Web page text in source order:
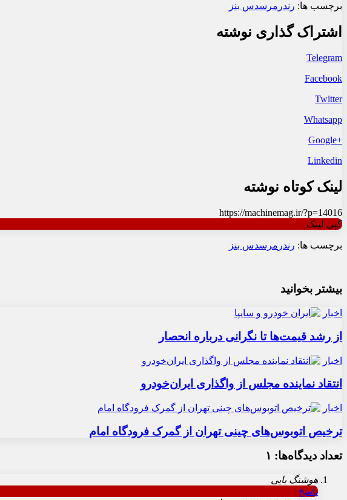
برچسب ها: رندر مرسدس بنز
اشتراک گذاری نوشته
Telegram
Facebook
Twitter
Whatsapp
+Google
Linkedin
لینک کوتاه نوشته
https://machinemag.ir/?p=14016
کپی لینک
برچسب ها: رندر مرسدس بنز
بیشتر بخوانید
اخبار
از رشد قیمت‌ها تا نگرانی درباره انحصار
اخبار
انتقاد نماینده مجلس از واگذاری ایران‌خودرو
اخبار
ترخیص اتوبوس‌های چینی تهران از گمرک فرودگاه امام
تعداد دیدگاه‌ها: ۱
هوشنگ بایی
پاسخ